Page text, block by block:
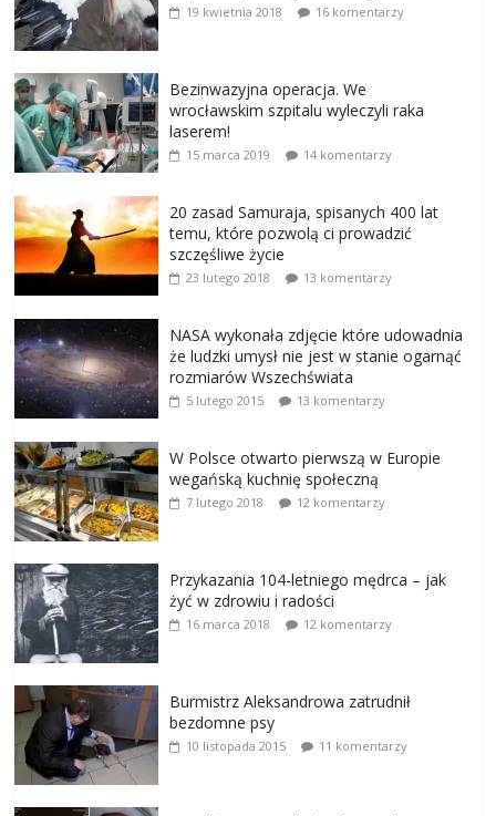
19 kwietnia 2018 16 komentarzy
Bezinwazyjna operacja. We
wrocławskim szpitalu wyleczyli raka
laserem!
15 marca 2019 14 komentarzy
20 zasad Samuraja, spisanych 400 lat
temu, które pozwolą ci prowadzić
szczęśliwe życie
23 lutego 2018 13 komentarzy
NASA wykonała zdjęcie które udowadnia
że ludzki umysł nie jest w stanie ogarnąć
rozmiarów Wszechświata
5 lutego 2015 13 komentarzy
W Polsce otwarto pierwszą w Europie
wegańską kuchnię społeczną
7 lutego 2018 12 komentarzy
Przykazania 104-letniego mędrca – jak
żyć w zdrowiu i radości
16 marca 2018 12 komentarzy
Burmistrz Aleksandrowa zatrudnił
bezdomne psy
10 listopada 2015 11 komentarzy